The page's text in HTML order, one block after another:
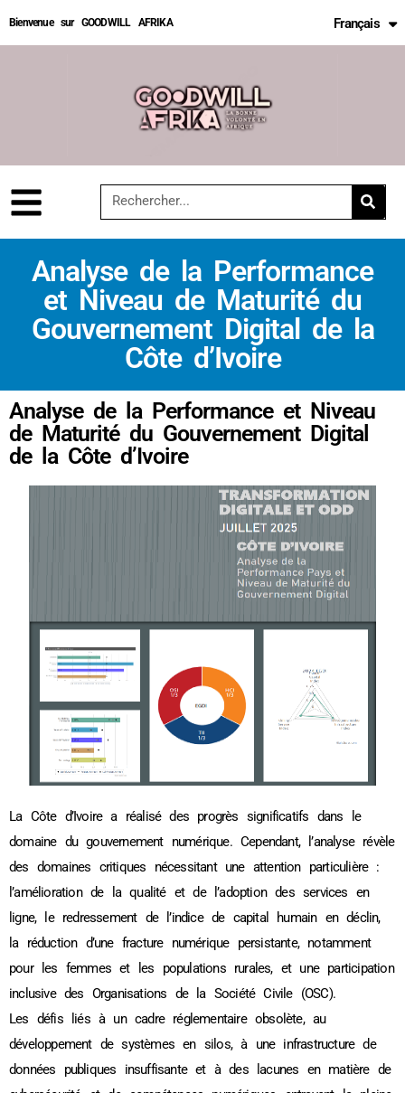
Bienvenue sur GOODWILL AFRIKA Français
English
Analyse de la Performance
et Niveau de Maturité du
Gouvernement Digital de la
Côte d’Ivoire
Analyse de la Performance et Niveau
de Maturité du Gouvernement Digital
de la Côte d’Ivoire
La Côte d’Ivoire a réalisé des progrès significatifs dans le
domaine du gouvernement numérique. Cependant, l’analyse révèle
des domaines critiques nécessitant une attention particulière :
l’amélioration de la qualité et de l’adoption des services en
ligne, le redressement de l’indice de capital humain en déclin,
la réduction d’une fracture numérique persistante, notamment
pour les femmes et les populations rurales, et une participation
inclusive des Organisations de la Société Civile (OSC).
Les défis liés à un cadre réglementaire obsolète, au
développement de systèmes en silos, à une infrastructure de
données publiques insuffisante et à des lacunes en matière de